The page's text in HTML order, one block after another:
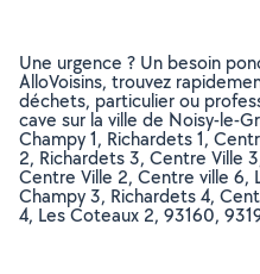
Une urgence ? Un besoin
AlloVoisins, trouvez
déchets, particulier ou
cave sur la ville de Noisy-le-
Champy 1, Richardets 1,
2, Richardets 3, Centre Ville
Centre Ville 2, Centre ville 6,
Champy 3, Richardets 4,
4, Les Coteaux 2, 93160,